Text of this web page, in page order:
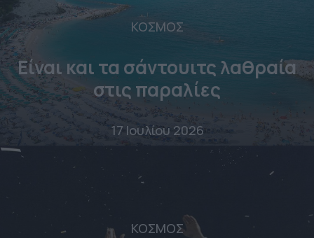
ΚΟΣΜΟΣ
Είναι και τα σάντουιτς λαθραία
στις παραλίες
17 Ιουλίου 2026
ΚΟΣΜΟΣ